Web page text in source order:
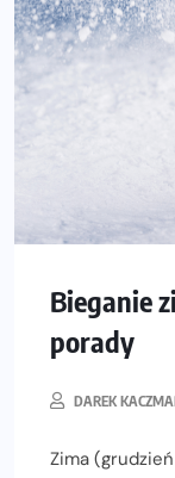
Bieganie
porady
DAREK
Zima